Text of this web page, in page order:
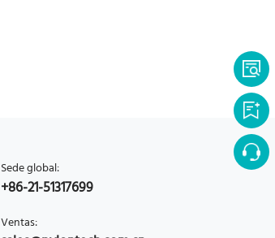
Sede global:
+86-21-51317699
Ventas: